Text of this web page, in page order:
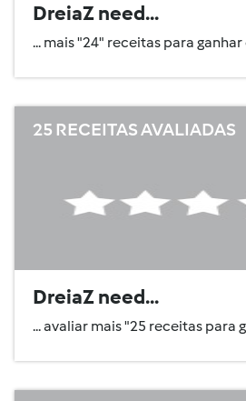
DreiaZ need...
... mais "24" receitas para
25 RECEITAS AVALIADAS
DreiaZ need...
... avaliar mais "25 receitas para